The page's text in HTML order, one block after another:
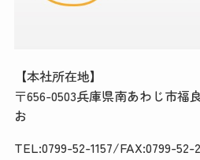
【本社所在地】
〒656-0503兵庫県南あわじ市福
お
TEL:0799-52-1157/FAX:0799-52-